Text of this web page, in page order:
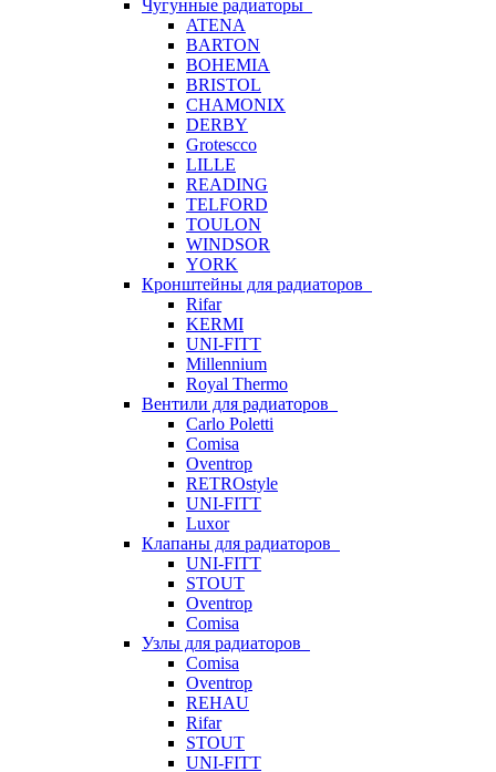
Чугунные радиаторы
ATENA
BARTON
BOHEMIA
BRISTOL
CHAMONIX
DERBY
Grotescco
LILLE
READING
TELFORD
TOULON
WINDSOR
YORK
Кронштейны для радиаторов
Rifar
KERMI
UNI-FITT
Millennium
Royal Thermo
Вентили для радиаторов
Carlo Poletti
Comisa
Oventrop
RETROstyle
UNI-FITT
Luxor
Клапаны для радиаторов
UNI-FITT
STOUT
Oventrop
Comisa
Узлы для радиаторов
Comisa
Oventrop
REHAU
Rifar
STOUT
UNI-FITT